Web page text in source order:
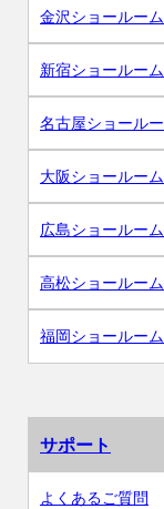
金沢ショールーム
新宿ショールーム
名古屋ショール
大阪ショールーム
広島ショールーム
高松ショールーム
福岡ショールーム
サポート
よくあるご質問